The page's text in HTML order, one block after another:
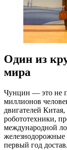
Один из
мира
Чунцин — это не
миллионов
двигателей
робототехники,
международной
первый год